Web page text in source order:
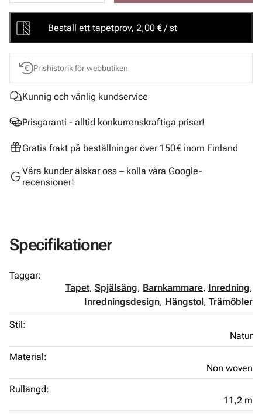
Beställ ett tapetprov, 2,00 € / st
Prishistorik för webbutiken
Kunnig och vänlig kundservice
Prisgaranti - alltid konkurrenskraftiga priser!
Gratis frakt på beställningar över 150 € inom Finland
Våra kunder älskar oss – kolla våra Google-
recensioner!
Specifikationer
Taggar:
Tapet, Spjälsäng, Barnkammare, Inredning,
Inredningsdesign, Hängstol, Trämöbler
Stil:
Natur
Material:
Non woven
Rullängd:
11,2 m